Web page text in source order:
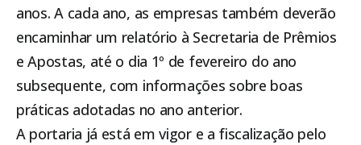
anos. A cada ano, as empresas também deverão
encaminhar um relatório à Secretaria de Prêmios
e Apostas, até o dia 1º de fevereiro do ano
subsequente, com informações sobre boas
práticas adotadas no ano anterior.
A portaria já está em vigor e a fiscalização pelo